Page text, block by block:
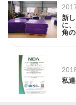
新
に
角
私